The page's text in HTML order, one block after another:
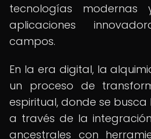
tecnologías
aplicaciones
campos.
En la era digital, la
un proceso de
espiritual, donde se busca
a través de la
ancestrales con